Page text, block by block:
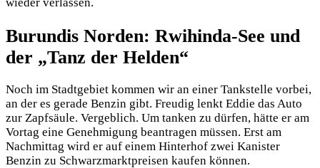
wieder verlassen.
Burundis Norden: Rwihinda-See und
der „Tanz der Helden“
Noch im Stadtgebiet kommen wir an einer Tankstelle vorbei,
an der es gerade Benzin gibt. Freudig lenkt Eddie das Auto
zur Zapfsäule. Vergeblich. Um tanken zu dürfen, hätte er am
Vortag eine Genehmigung beantragen müssen. Erst am
Nachmittag wird er auf einem Hinterhof zwei Kanister
Benzin zu Schwarzmarktpreisen kaufen können.